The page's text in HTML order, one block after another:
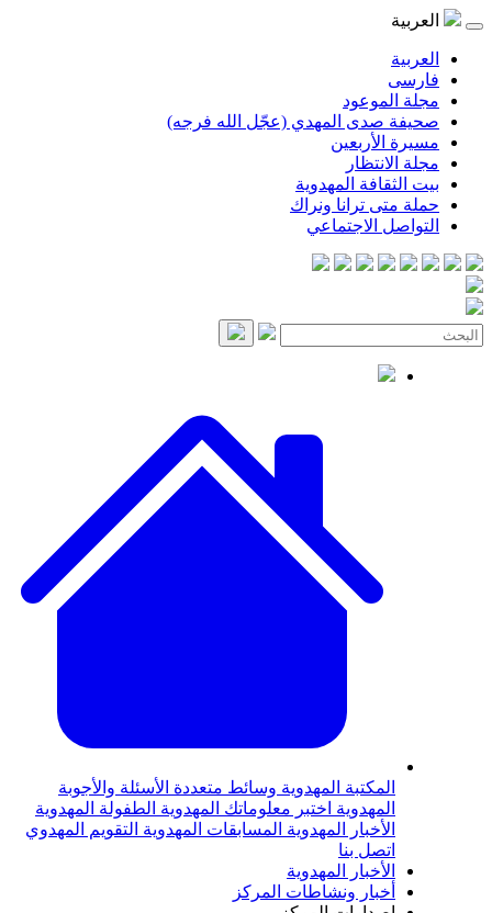
العربية
العربية
فارسی
مجلة الموعود
صحيفة صدى المهدي (عجّل الله فرجه)
مسيرة الأربعين
مجلة الانتظار
بيت الثقافة المهدوية
حملة متى ترانا ونراك
التواصل الاجتماعي
المكتبة المهدوية وسائط متعددة الأسئلة والأجوبة
المهدوية اختبر معلوماتك المهدوية الطفولة المهدوية
الأخبار المهدوية المسابقات المهدوية التقويم المهدوي
اتصل بنا
الأخبار المهدوية
أخبار ونشاطات المركز